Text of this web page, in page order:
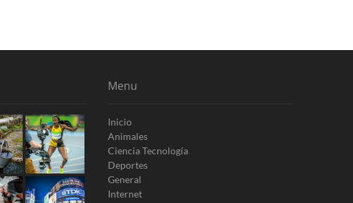
Menu
Inicio
Animales
Ciencia Tecnología
Deportes
General
Internet